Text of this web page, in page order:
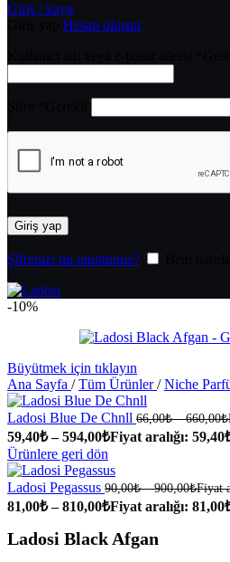
Giriş / kayıt
Hesap oluştur
Giriş yap
Şifrenizi mi unuttunuz?
-10%
Büyütmek için tıklayın
Ana Sayfa / Tüm Ürünler/ Niche
Ladosi Blue De Chnll 66,00₺ –660,00₺
59,40₺ –594,00₺Fiyat aralığı:
Ürünlere geri dön
Ladosi Pegassus 90,00₺ –900,00₺Fiyat
81,00₺ –810,00₺Fiyat aralığı:
Ladosi Black Afgan